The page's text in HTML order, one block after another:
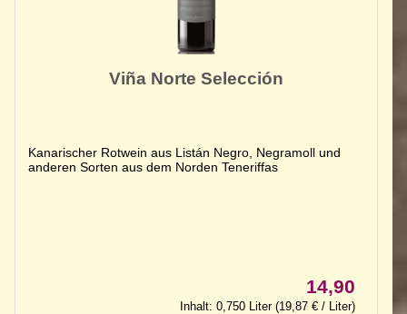
Viña Norte Selección
Kanarischer Rotwein aus Listán Negro, Negramoll und
anderen Sorten aus dem Norden Teneriffas
14,90
Inhalt: 0,750 Liter (19,87 € / Liter)